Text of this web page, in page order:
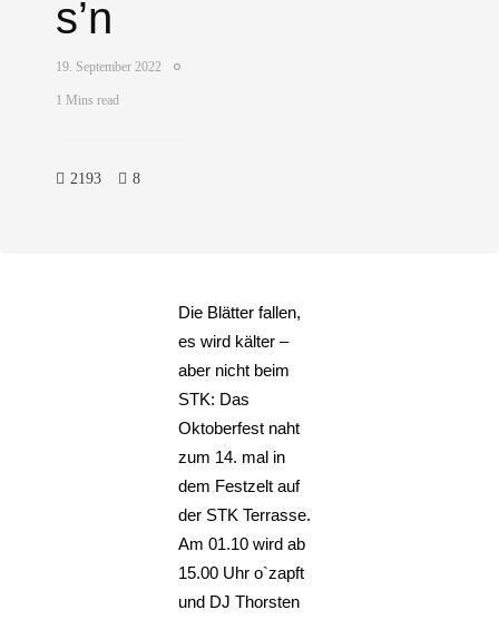
s’n
19. September 2022
1 Mins read
2193 8
Die Blätter fallen,
es wird kälter –
aber nicht beim
STK: Das
Oktoberfest naht
zum 14. mal in
dem Festzelt auf
der STK Terrasse.
Am 01.10 wird ab
15.00 Uhr o`zapft
und DJ Thorsten